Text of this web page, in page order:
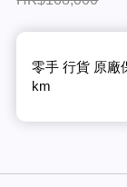
零手 行貨 原廠
km